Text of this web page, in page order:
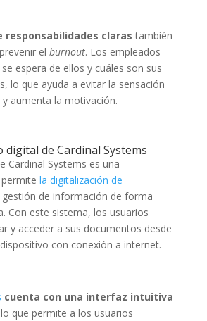
responsabilidades claras también
el burnout. Los empleados
espera de ellos y cuáles son sus
lo que ayuda a evitar la sensación
aumenta la motivación.
digital de Cardinal Systems
Cardinal Systems es una
la digitalización de
gestión de información de forma
Con este sistema, los usuarios
y acceder a sus documentos desde
con conexión a internet.
cuenta con una interfaz intuitiva
que permite a los usuarios